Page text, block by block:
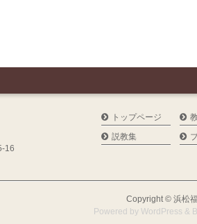
16
トップページ
説教集
Copyright © 浜松
Powered by WordPress &